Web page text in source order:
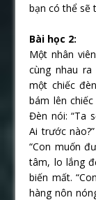
bạn có thể sẽ
Bài học 2:
Một nhân
cùng nhau
một chiếc
bám lên
Đèn nói: “Ta
Ai trước
“Con muốn
tâm, lo lắng
biến mất.
hàng nôn